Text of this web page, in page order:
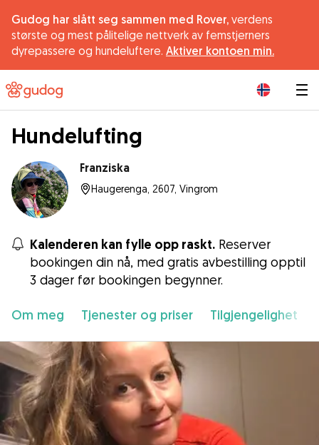
Gudog har slått seg sammen med Rover, verdens
største og mest pålitelige nettverk av femstjerners
dyrepassere og hundeluftere. Aktiver kontoen min.
Hundelufting
Franziska
Haugerenga, 2607, Vingrom
Kalenderen kan fylle opp raskt. Reserver
bookingen din nå, med gratis avbestilling opptil
3 dager før bookingen begynner.
Om meg Tjenester og priser Tilgjengelighet